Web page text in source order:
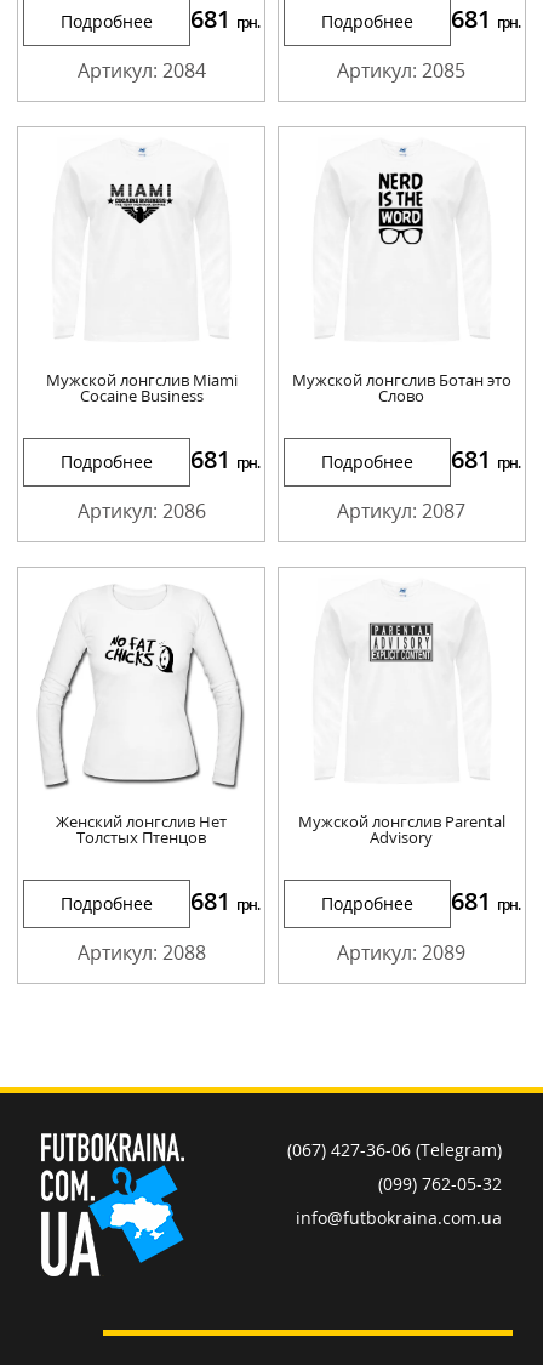
Подробнее 681 грн.
Артикул: 2084
Подробнее 681 грн.
Артикул: 2085
Мужской лонгслив Miami
Cocaine Business
Подробнее 681 грн.
Артикул: 2086
Мужской лонгслив Ботан это
Слово
Подробнее 681 грн.
Артикул: 2087
Женский лонгслив Нет
Толстых Птенцов
Подробнее 681 грн.
Артикул: 2088
Мужской лонгслив Parental
Advisory
Подробнее 681 грн.
Артикул: 2089
(067) 427-36-06 (Telegram)
(099) 762-05-32
info@futbokraina.com.ua